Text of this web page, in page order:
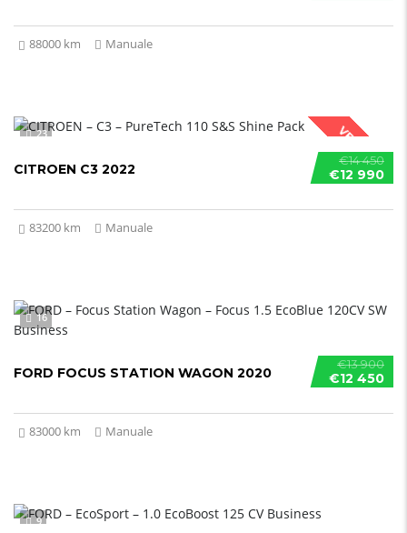
88000 km Manuale
VENDUTO
23
€14 450
€12 990
CITROEN C3 2022
83200 km Manuale
16
€13 900
€12 450
FORD FOCUS STATION WAGON 2020
83000 km Manuale
9